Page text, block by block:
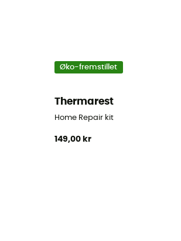
Øko-fremstillet
Thermarest
Home Repair kit
149,00 kr